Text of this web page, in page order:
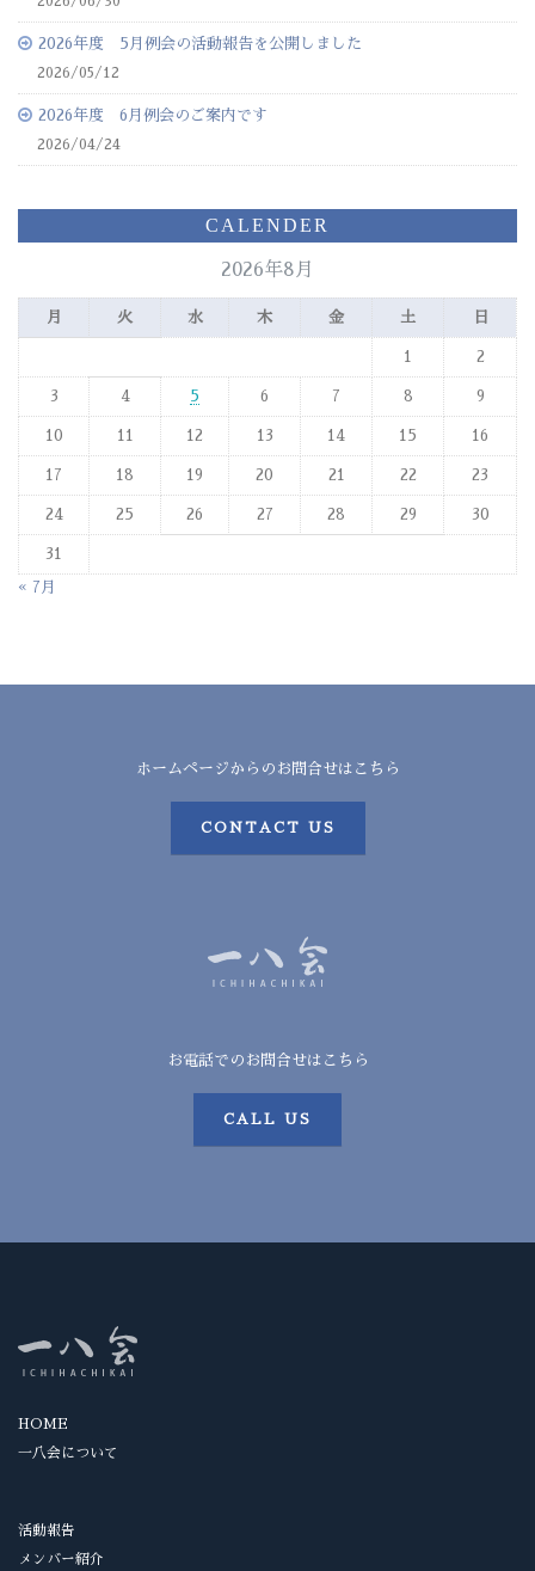
2026年度 5月例会の活動報告を公開しました
2026/05/12
2026年度 6月例会のご案内です
2026/04/24
CALENDER
2026年8月
月 火 水 木 金 土 日
1 2
3 4 5 6 7 8 9
10 11 12 13 14 15 16
17 18 19 20 21 22 23
24 25 26 27 28 29 30
31
« 7月
ホームページからのお問合せはこちら
CONTACT US
お電話でのお問合せはこちら
CALL US
HOME
一八会について
活動報告
メンバー紹介